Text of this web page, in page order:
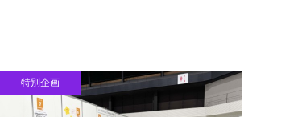
特別企画